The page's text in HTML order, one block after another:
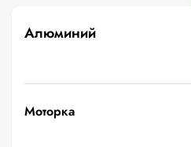
Алюминий
Моторка